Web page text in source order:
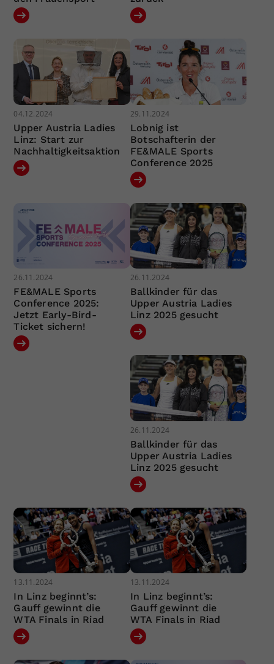
04.12.2024
Upper Austria Ladies
Linz: Start zur
Nachhaltigkeitsaktion
29.11.2024
Lobnig ist
Botschafterin der
FE&MALE Sports
Conference 2025
26.11.2024
FE&MALE Sports
Conference 2025:
Jetzt Early-Bird-
Ticket sichern!
26.11.2024
Ballkinder für das
Upper Austria Ladies
Linz 2025 gesucht
26.11.2024
Ballkinder für das
Upper Austria Ladies
Linz 2025 gesucht
13.11.2024
In Linz beginnt’s:
Gauff gewinnt die
WTA Finals in Riad
13.11.2024
In Linz beginnt’s:
Gauff gewinnt die
WTA Finals in Riad